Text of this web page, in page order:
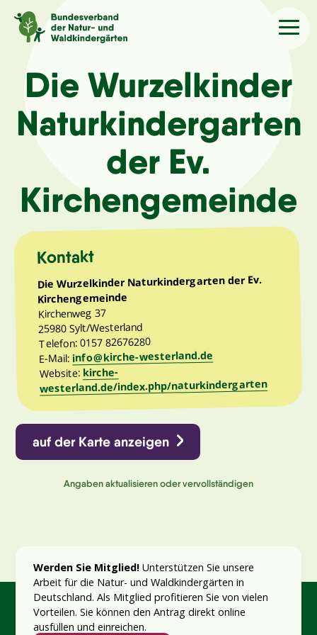
Sprache/Language
Aktuelles
Kindergärten
Angebote
Kontakt
Die Wurzelkinder
Naturkindergarten
der Ev.
Kirchengemeinde
Kontakt
Die Wurzelkinder Naturkindergarten der Ev.
Kirchengemeinde
Kirchenweg 37
25980 Sylt/Westerland
Telefon: 0157 82676280
E-Mail: info@kirche-westerland.de
Website: kirche-
westerland.de/index.php/naturkindergarten
auf der Karte anzeigen
Angaben aktualisieren oder vervollständigen
Werden Sie Mitglied!Unterstützen Sie unsere
Arbeit für die Natur- und Waldkindergärten in
Deutschland. Als Mitglied profitieren Sie von vielen
Vorteilen. Sie können den Antrag direkt online
ausfüllen und einreichen.